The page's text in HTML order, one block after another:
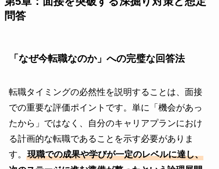
問答
「なぜ今転職なのか」への完璧な回答法
転職タイミングの必然性を説明することは、面接
での重要な評価ポイントです。単に「機会があっ
たから」ではなく、自分のキャリアプランにおけ
る計画的な転職であることを示す必要がありま
す。 現職での成果や学びが一定のレベルに達し、